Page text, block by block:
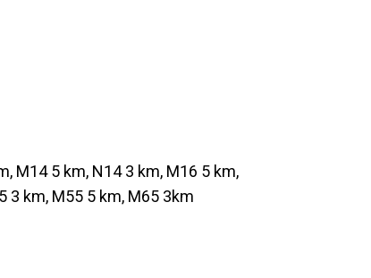
M14 5 km, N14 3 km, M16 5 km,
3 km, M55 5 km, M65 3km